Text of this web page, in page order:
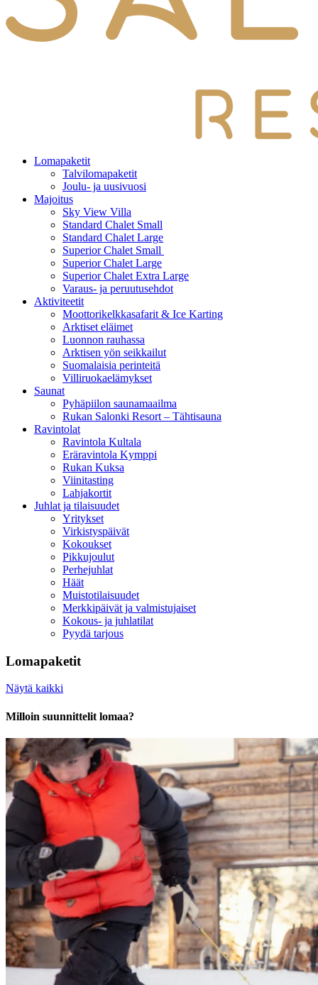
Lomapaketit
Talvilomapaketit
Joulu- ja uusivuosi
Majoitus
Sky View Villa
Standard Chalet Small
Standard Chalet Large
Superior Chalet Small
Superior Chalet Large
Superior Chalet Extra Large
Varaus- ja peruutusehdot
Aktiviteetit
Moottorikelkkasafarit & Ice Karting
Arktiset eläimet
Luonnon rauhassa
Arktisen yön seikkailut
Suomalaisia perinteitä
Villiruokaelämykset
Saunat
Pyhäpiilon saunamaailma
Rukan Salonki Resort – Tähtisauna
Ravintolat
Ravintola Kultala
Eräravintola Kymppi
Rukan Kuksa
Viinitasting
Lahjakortit
Juhlat ja tilaisuudet
Yritykset
Virkistyspäivät
Kokoukset
Pikkujoulut
Perhejuhlat
Häät
Muistotilaisuudet
Merkkipäivät ja valmistujaiset
Kokous- ja juhlatilat
Pyydä tarjous
Lomapaketit
Näytä kaikki
Milloin suunnittelit lomaa?